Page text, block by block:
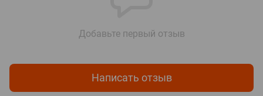
Добавьте первый отзыв
Написать отзыв